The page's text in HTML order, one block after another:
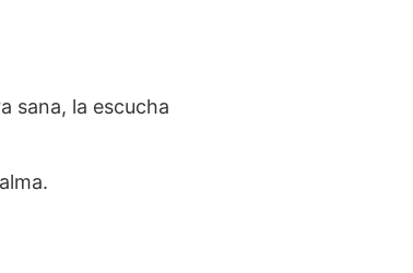
sana, la escucha